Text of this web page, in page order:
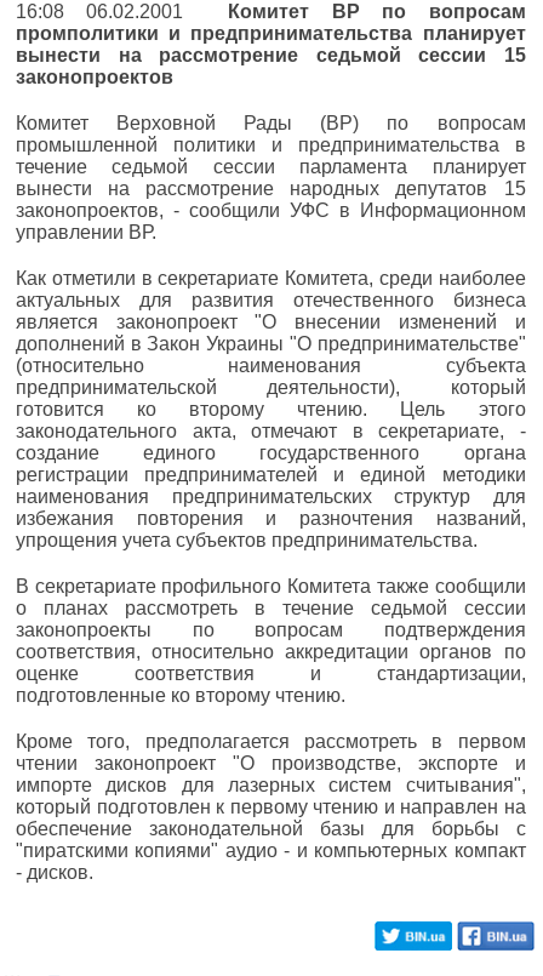
16:08 06.02.2001
Комитет ВР по вопросам
промполитики и предпринимательства планирует
вынести на рассмотрение седьмой сессии 15
законопроектов
Комитет Верховной Рады (ВР) по вопросам
промышленной политики и предпринимательства в
течение седьмой сессии парламента планирует
вынести на рассмотрение народных депутатов 15
законопроектов, - сообщили УФС в Информационном
управлении ВР.
Как отметили в секретариате Комитета, среди наиболее
актуальных для развития отечественного бизнеса
является законопроект "О внесении изменений и
дополнений в Закон Украины "О предпринимательстве"
(относительно наименования субъекта
предпринимательской деятельности), который
готовится ко второму чтению. Цель этого
законодательного акта, отмечают в секретариате, -
создание единого государственного органа
регистрации предпринимателей и единой методики
наименования предпринимательских структур для
избежания повторения и разночтения названий,
упрощения учета субъектов предпринимательства.
В секретариате профильного Комитета также сообщили
о планах рассмотреть в течение седьмой сессии
законопроекты по вопросам подтверждения
соответствия, относительно аккредитации органов по
оценке соответствия и стандартизации,
подготовленные ко второму чтению.
Кроме того, предполагается рассмотреть в первом
чтении законопроект "О производстве, экспорте и
импорте дисков для лазерных систем считывания",
который подготовлен к первому чтению и направлен на
обеспечение законодательной базы для борьбы с
"пиратскими копиями" аудио - и компьютерных компакт
- дисков.